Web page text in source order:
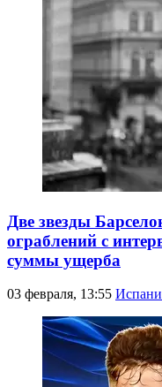
Две звезды
ограблений с
суммы ущерба
03 февраля, 13:55